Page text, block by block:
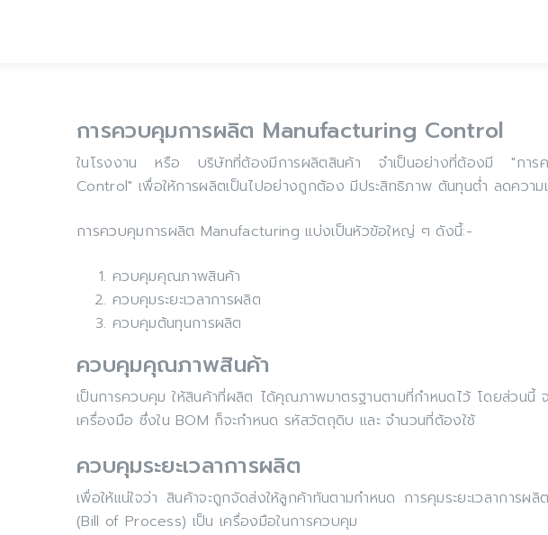
การควบคุมการผลิต Manufacturing Control
ในโรงงาน หรือ บริษัทที่ต้องมีการผลิตสินค้า จำเป็นอย่างที่ต้องมี "การ
Control" เพื่อให้การผลิตเป็นไปอย่างถูกต้อง มีประสิทธิภาพ ต้นทุนต่ำ ลดความ
การควบคุมการผลิต Manufacturing แบ่งเป็นหัวข้อใหญ่ ๆ ดังนี้:-
ควบคุมคุณภาพสินค้า
ควบคุมระยะเวลาการผลิต
ควบคุมต้นทุนการผลิต
ควบคุมคุณภาพสินค้า
เป็นการควบคุม ให้สินค้าที่ผลิต ได้คุณภาพมาตรฐานตามที่กำหนดไว้ โดยส่วนนี้
เครื่องมือ ซึ่งใน BOM ก็จะกำหนด รหัสวัตถุดิบ และ จำนวนที่ต้องใช้
ควบคุมระยะเวลาการผลิต
เพื่อให้แน่ใจว่า สินค้าจะถูกจัดส่งให้ลูกค้าทันตามกำหนด การคุมระยะเวลาการ
(Bill of Process) เป็น เครื่องมือในการควบคุม